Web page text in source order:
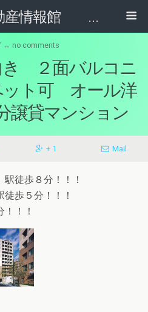
日替わり不動産情報館 リア･ライブログ
↔ no comments
２面バルコニ
ト可 オール洋
貸マンション
+ 1 Mail
徒歩８分！！！
歩５分！！！
！！